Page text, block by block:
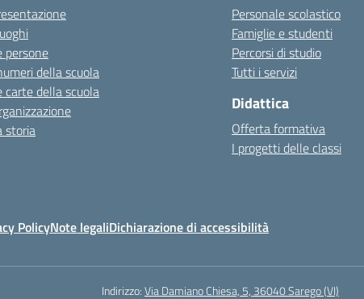
persone
della scuola
carte della scuola
storia
Personale scolastico
Famiglie e studenti
Percorsi di studio
Tutti i servizi
Didattica
Offerta formativa
I progetti delle classi
PolicyNote legaliDichiarazione di accessibilità
Indirizzo:Via Damiano Chiesa, 5, 36040 Sarego (VI)